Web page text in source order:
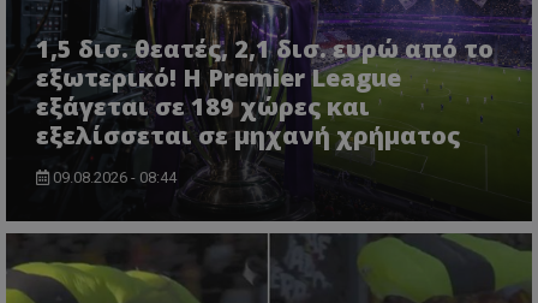
1,5 δισ. θεατές, 2,1 δισ. ευρώ από το
εξωτερικό! Η Premier League
εξάγεται σε 189 χώρες και
εξελίσσεται σε μηχανή χρήματος
09.08.2026 - 08:44